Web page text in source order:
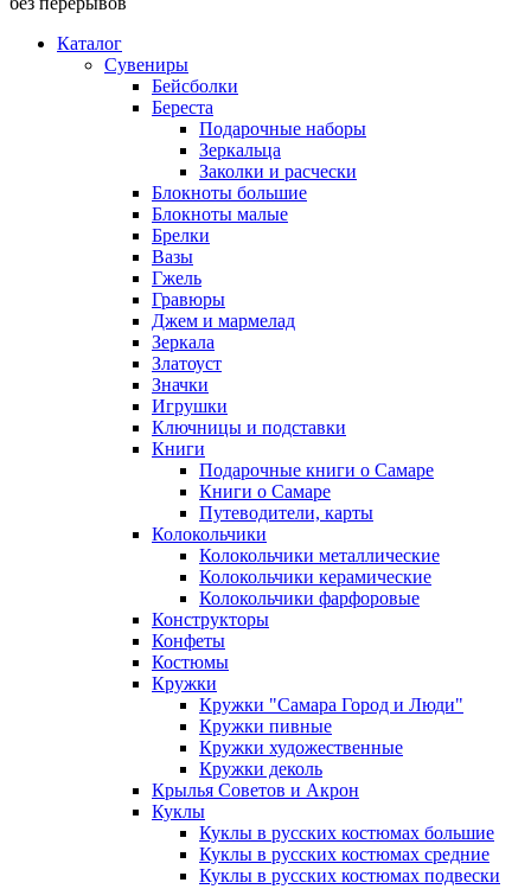
Каталог
Сувениры
Бейсболки
Береста
Подарочные наборы
Зеркальца
Заколки и расчески
Блокноты большие
Блокноты малые
Брелки
Вазы
Гжель
Гравюры
Джем и мармелад
Зеркала
Златоуст
Значки
Игрушки
Ключницы и подставки
Книги
Подарочные книги о Самаре
Книги о Самаре
Путеводители, карты
Колокольчики
Колокольчики металлические
Колокольчики керамические
Колокольчики фарфоровые
Конструкторы
Конфеты
Костюмы
Кружки
Кружки "Самара Город и Люди"
Кружки пивные
Кружки художественные
Кружки деколь
Крылья Советов и Акрон
Куклы
Куклы в русских костюмах большие
Куклы в русских костюмах средние
Куклы в русских костюмах подвески